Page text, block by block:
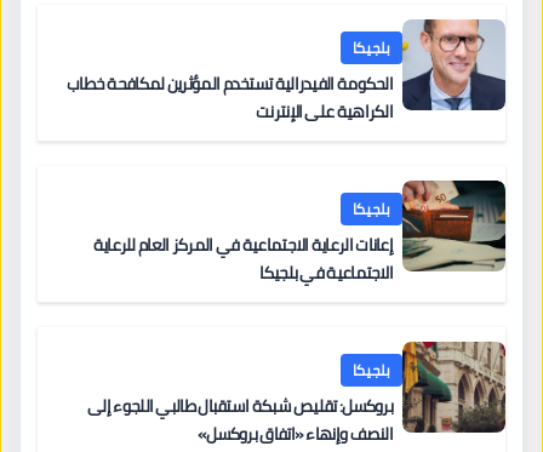
بلجيكا
الحكومة الفيدرالية تستخدم المؤثرين لمكافحة خطاب
الكراهية على الإنترنت
بلجيكا
إعانات الرعاية الاجتماعية في المركز العام للرعاية
الاجتماعية في بلجيكا
بلجيكا
بروكسل: تقليص شبكة استقبال طالبي اللجوء إلى
النصف وإنهاء «اتفاق بروكسل»